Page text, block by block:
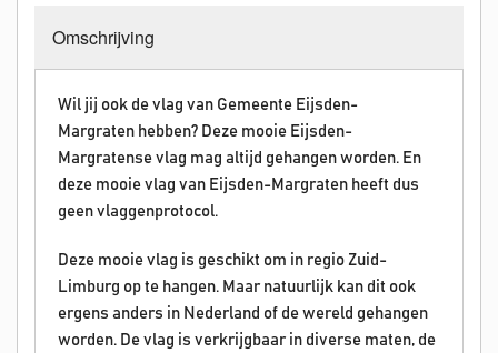
Omschrijving
Wil jij ook de vlag van Gemeente Eijsden-
Margraten hebben? Deze mooie Eijsden-
Margratense vlag mag altijd gehangen worden. En
deze mooie vlag van Eijsden-Margraten heeft dus
geen vlaggenprotocol.
Deze mooie vlag is geschikt om in regio Zuid-
Limburg op te hangen. Maar natuurlijk kan dit ook
ergens anders in Nederland of de wereld gehangen
worden. De vlag is verkrijgbaar in diverse maten, de